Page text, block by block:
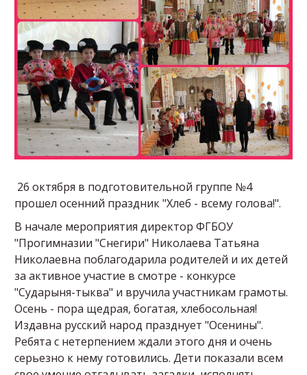
26 октября в подготовительной группе №4
прошел осенний праздник "Хлеб - всему голова!".
В начале мероприятия директор ФГБОУ
"Прогимназии "Снегири" Николаева Татьяна
Николаевна поблагодарила родителей и их детей
за активное участие в смотре - конкурсе
"Сударыня-тыква" и вручила участникам грамоты.
Осень - пора щедрая, богатая, хлебосольная!
Издавна русский народ празднует "Осенины".
Ребята с нетерпением ждали этого дня и очень
серьезно к нему готовились. Дети показали всем